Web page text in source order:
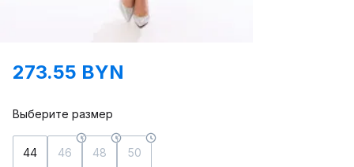
273.55 BYN
Выберите размер
44 46 48 50